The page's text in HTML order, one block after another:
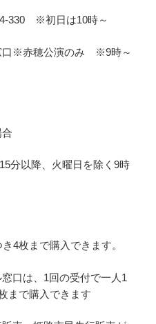
330 ※初日は10時～
口※赤穂公演のみ ※9時～
分以降、火曜日を除く9時
4枚まで購入できます。
口は、1回の受付で一人1
まで購入できます